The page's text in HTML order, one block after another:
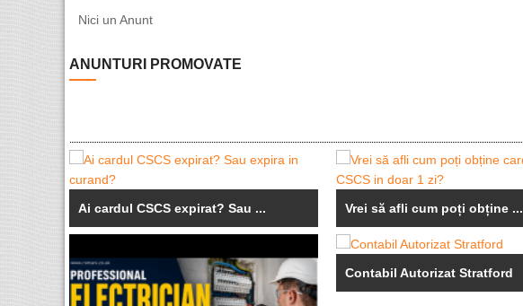
Nici un Anunt
ANUNTURI PROMOVATE
Ai cardul CSCS expirat? Sau ... Vrei să afli cum poți obține ...
Contabil Autorizat Stratford